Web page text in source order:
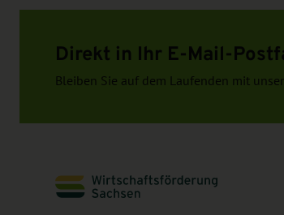
Direkt in Ihr E-Mail-
Bleiben Sie auf dem Laufenden mit